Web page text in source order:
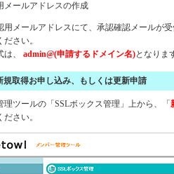
メールアドレスの作成
メールアドレスにて、承認確認メールが
ださい。
は、 admin@(申請するドメイン名)となりま
規取得お申し込み、もしくは更新申請
理ツールの「SSLボックス管理」上から、「
さい。